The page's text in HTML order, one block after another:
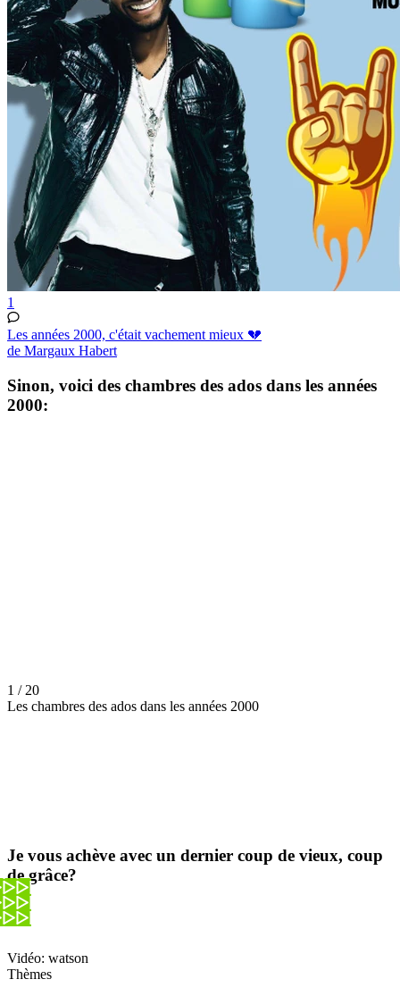
1
Les années 2000, c'était vachement mieux 💔
de Margaux Habert
Sinon, voici des chambres des ados dans les années
2000:
1 / 20
Les chambres des ados dans les années 2000
Je vous achève avec un dernier coup de vieux, coup
de grâce?
Vidéo: watson
Thèmes